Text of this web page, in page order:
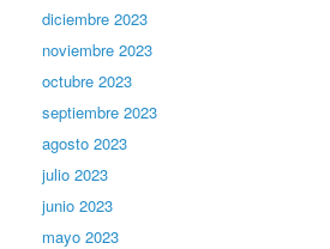
diciembre 2023
noviembre 2023
octubre 2023
septiembre 2023
agosto 2023
julio 2023
junio 2023
mayo 2023